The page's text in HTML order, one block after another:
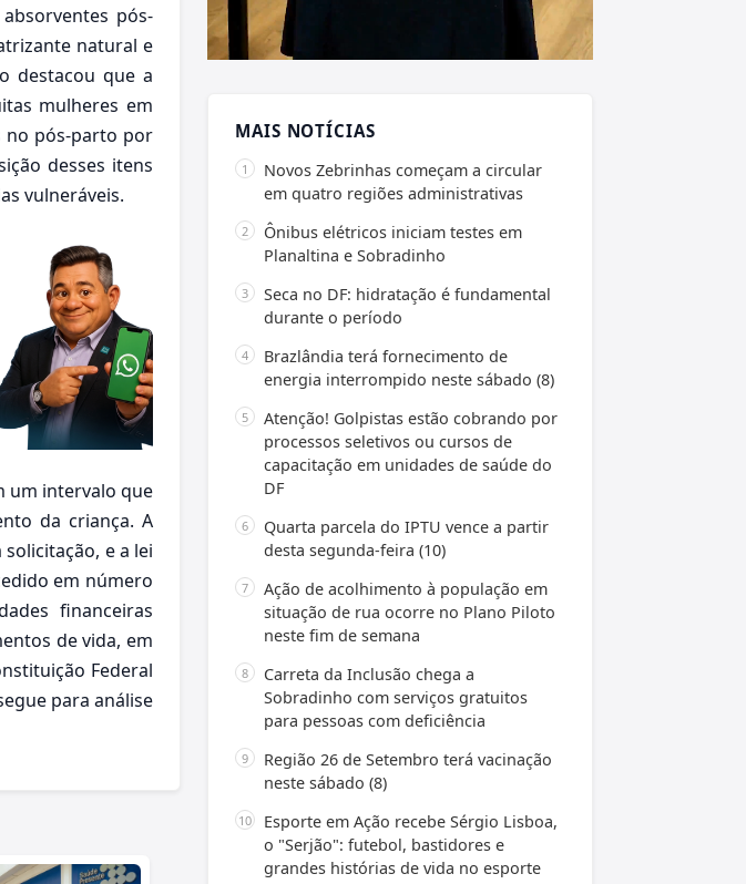
pós-
natural e
destacou que a
mulheres em
no pós-parto por
desses itens
vulneráveis.
um intervalo que
da criança. A
e a lei
em número
financeiras
de vida, em
Federal
para análise
MAIS NOTÍCIAS
Novos Zebrinhas começam a circular
em quatro regiões administrativas
Ônibus elétricos iniciam testes em
Planaltina e Sobradinho
Seca no DF: hidratação é fundamental
durante o período
Brazlândia terá fornecimento de
energia interrompido neste sábado (8)
Atenção! Golpistas estão cobrando por
processos seletivos ou cursos de
capacitação em unidades de saúde do
DF
Quarta parcela do IPTU vence a partir
desta segunda-feira (10)
Ação de acolhimento à população em
situação de rua ocorre no Plano Piloto
neste fim de semana
Carreta da Inclusão chega a
Sobradinho com serviços gratuitos
para pessoas com deficiência
Região 26 de Setembro terá vacinação
neste sábado (8)
Esporte em Ação recebe Sérgio Lisboa,
o "Serjão": futebol, bastidores e
grandes histórias de vida no esporte